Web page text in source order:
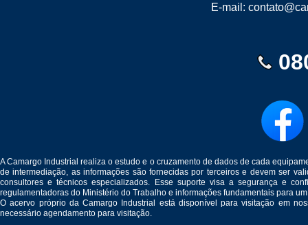
E-mail:
A Camargo Industrial realiza o estudo e o cruzamento de dados de cada
de intermediação, as informações são fornecidas por terceiros e devem ser
consultores e técnicos especializados. Esse suporte visa a segurança e
regulamentadoras do Ministério do Trabalho e informações fundamentais para
O acervo próprio da Camargo Industrial está disponível para visitação em
necessário agendamento para visitação.